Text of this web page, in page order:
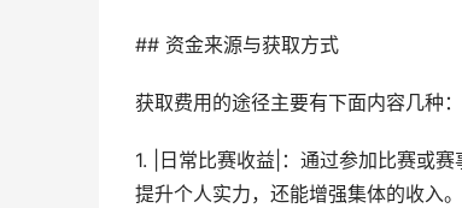
## 资金来源与获取方式
获取费用的途径主要有下面内容几种：
1. |日常比赛收益|：通过参加比赛或
提升个人实力，还能增强集体的收入。